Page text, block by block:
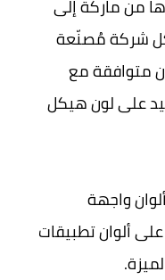
من ماركة إلى
شركة مُصنّعة
متوافقة مع
على لون هيكل
واجهة
ألوان تطبيقات